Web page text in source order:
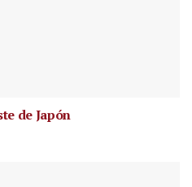
de Japón